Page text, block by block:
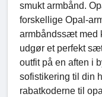
smukt armbånd.
forskellige Opal-
armbåndssæt med
udgør et perfekt
outfit på en aften i
sofistikering til din
rabatkoderne til